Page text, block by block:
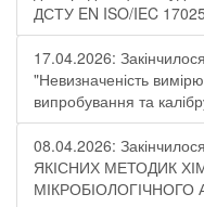
ДСТУ EN ISO/IEC
17.04.2026:
"Невизначеність
випробування та
08.04.2026:
ЯКІСНИХ МЕТОДИК
МІКРОБІОЛОГІЧНОГО